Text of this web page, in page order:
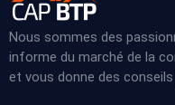
Nous sommes des
informe du marché de la
et vous donne des